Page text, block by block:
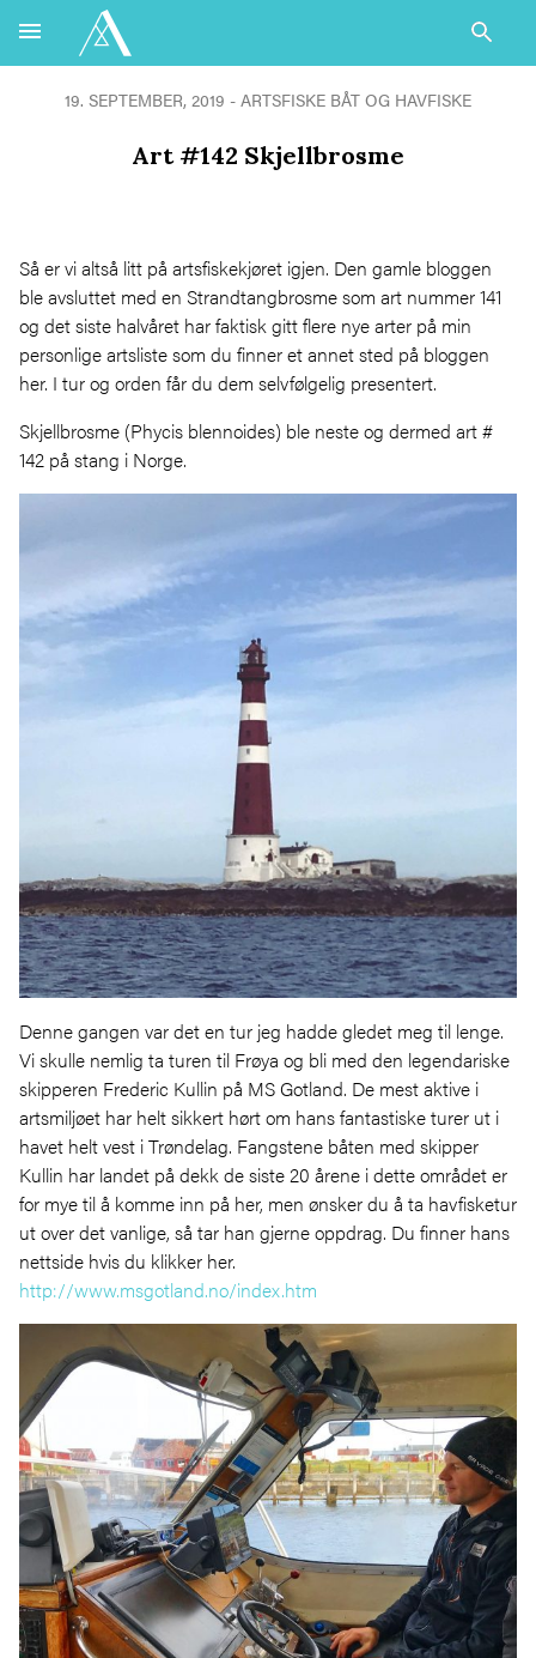
19. SEPTEMBER, 2019 - ARTSFISKE BÅT OG HAVFISKE
Art #142 Skjellbrosme
Så er vi altså litt på artsfiskekjøret igjen. Den gamle bloggen
ble avsluttet med en Strandtangbrosme som art nummer 141
og det siste halvåret har faktisk gitt flere nye arter på min
personlige artsliste som du finner et annet sted på bloggen
her. I tur og orden får du dem selvfølgelig presentert.
Skjellbrosme (Phycis blennoides) ble neste og dermed art #
142 på stang i Norge.
Denne gangen var det en tur jeg hadde gledet meg til lenge.
Vi skulle nemlig ta turen til Frøya og bli med den legendariske
skipperen Frederic Kullin på MS Gotland. De mest aktive i
artsmiljøet har helt sikkert hørt om hans fantastiske turer ut i
havet helt vest i Trøndelag. Fangstene båten med skipper
Kullin har landet på dekk de siste 20 årene i dette området er
for mye til å komme inn på her, men ønsker du å ta havfisketur
ut over det vanlige, så tar han gjerne oppdrag. Du finner hans
nettside hvis du klikker her.
http://www.msgotland.no/index.htm